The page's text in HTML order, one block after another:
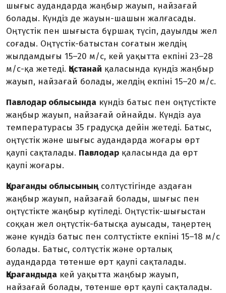
шығыс аудандарда жаңбыр жауып, найзағай
болады. Күндіз де жауын-шашын жалғасады.
Оңтүстік пен шығыста бұршақ түсіп, дауылды жел
соғады. Оңтүстік-батыстан соғатын желдің
жылдамдығы 15–20 м/с, кей уақытта екпіні 23–28
м/с-қа жетеді. Қостанай қаласында күндіз жаңбыр
жауып, найзағай болады, желдің екпіні 15–20 м/с.
Павлодар облысында күндіз батыс пен оңтүстікте
жаңбыр жауып, найзағай ойнайды. Күндіз ауа
температурасы 35 градусқа дейін жетеді. Батыс,
оңтүстік және шығыс аудандарда жоғары өрт
қаупі сақталады. Павлодар қаласында да өрт
қаупі жоғары.
Қарағанды облысыныңсолтүстігінде аздаған
жаңбыр жауып, найзағай болады, шығыс пен
оңтүстікте жаңбыр күтіледі. Оңтүстік-шығыстан
соққан жел оңтүстік-батысқа ауысады, таңертең
және күндіз батыс пен солтүстікте екпіні 15–18 м/с
болады. Батыс, солтүстік және орталық
аудандарда төтенше өрт қаупі сақталады.
Қарағандыда кей уақытта жаңбыр жауып,
найзағай болады, төтенше өрт қаупі сақталады.